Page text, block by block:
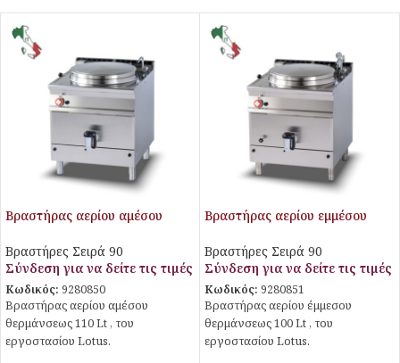
Βραστήρας αερίου αμέσου
Βραστήρες Σειρά 90
Σύνδεση για να δείτε τις τιμές
Κωδικός: 9280850
Βραστήρας αερίου αμέσου
θερμάνσεως 110 Lt , του
εργοστασίου Lotus.
Βραστήρας αερίου εμμέσου
Βραστήρες Σειρά 90
Σύνδεση για να δείτε τις τιμές
Κωδικός: 9280851
Βραστήρας αερίου έμμεσου
θερμάνσεως 100 Lt , του
εργοστασίου Lotus.